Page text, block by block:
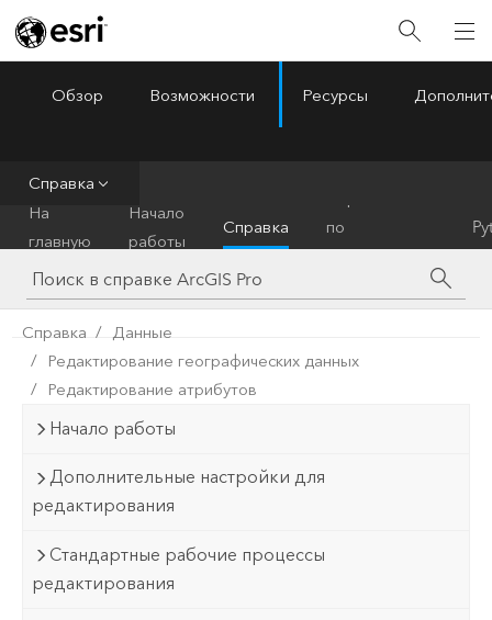
ArcGIS Pro
Обзор Возможности Ресурсы
Справка
На
главную
Начало
работы
Справка
по
инструментам
Справка
Данные
Редактирование географических данных
Редактирование атрибутов
Начало работы
Дополнительные настройки для
редактирования
Стандартные рабочие процессы
редактирования